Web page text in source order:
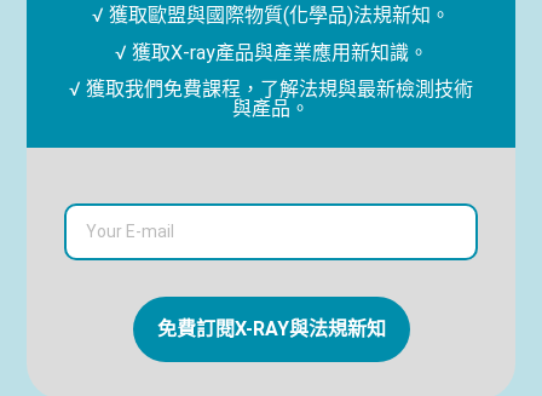
√ 獲取歐盟與國際物質(化學品)法規新知。
√ 獲取X-ray產品與產業應用新知識。
√ 獲取我們免費課程，了解法規與最新檢測技術
與產品。
免費訂閱X-RAY與法規新知